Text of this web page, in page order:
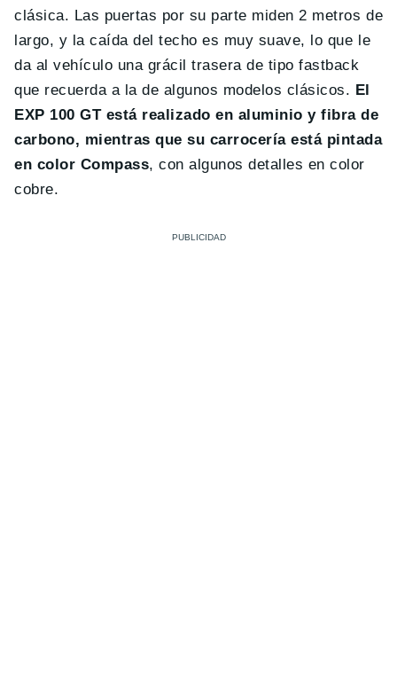
clásica. Las puertas por su parte miden 2 metros de
largo, y la caída del techo es muy suave, lo que le
da al vehículo una grácil trasera de tipo fastback
que recuerda a la de algunos modelos clásicos. El
EXP 100 GT está realizado en aluminio y fibra de
carbono, mientras que su carrocería está pintada
en color Compass, con algunos detalles en color
cobre.